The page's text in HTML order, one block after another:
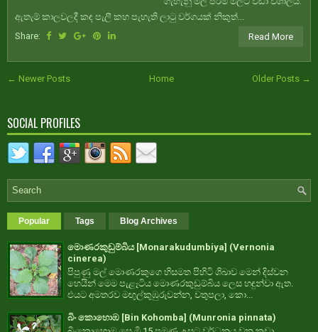
ඇතැම් කාලවලදී කඳ පැලී කහ පැහැති ලාටු වර්ගයක් නිකුත්...
Share:
Read More
← Newer Posts Older Posts →
Home
SOCIAL PROFILES
Popular Tags Blog Archives
මොණරකුඩුම්බිය [Monarakudumbiya] (Vernonia
cinerea)
පිපුණු මල් මොණරකුගෙ හිසමත පිහිටි ශිඛාව මෙන් දිස්වන
හෙයින් මෙම පැළෑටිය මොණරකුඩුම්බිය ලෙස හඳුන්වා ඇත.
එයට අමතරව මඟුල්කුඹුරුවන්න, වතුපලා, කො...
බිං කොහොඹ [Bin Kohomba] (Munronia pinnata)